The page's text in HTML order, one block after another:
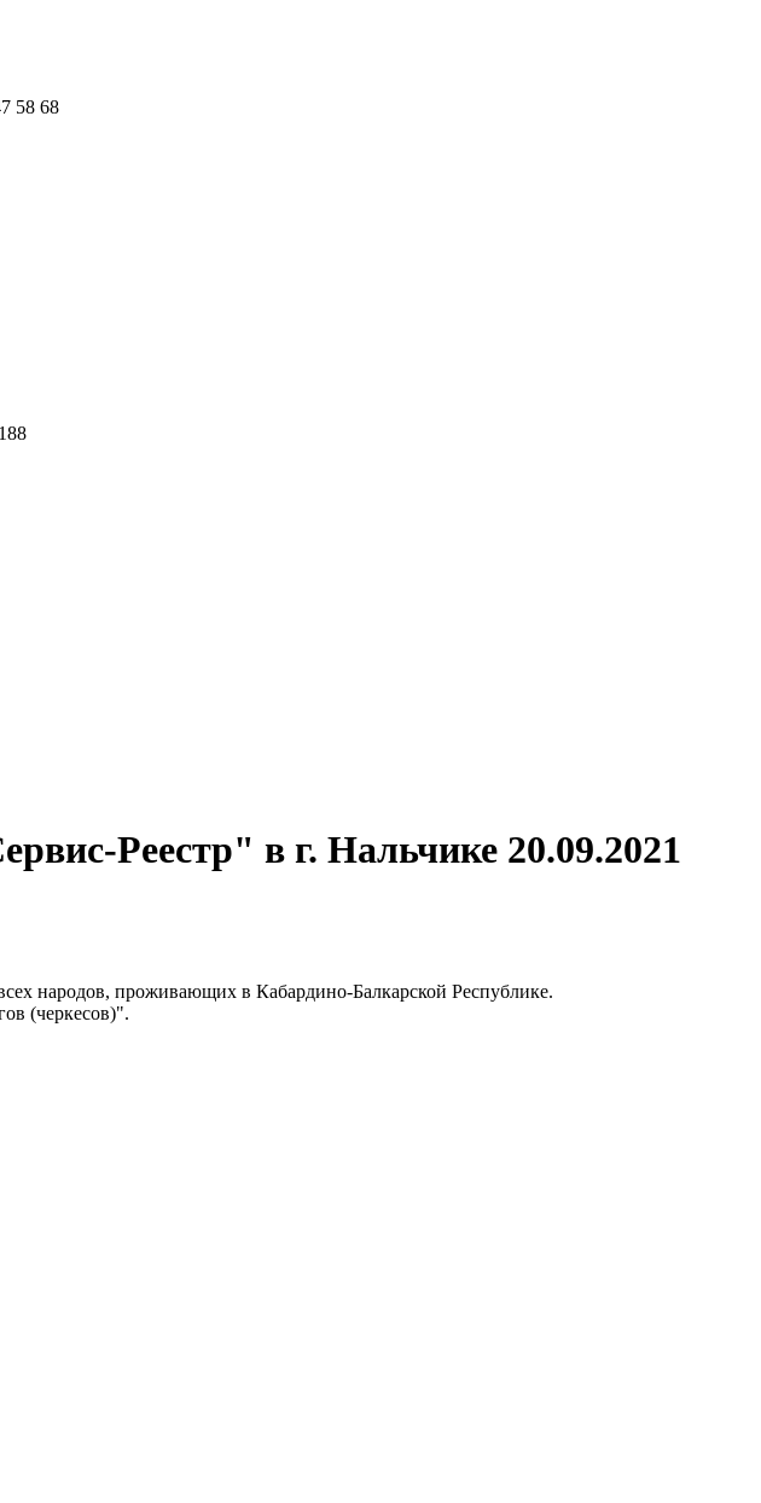
58 68
Реестр" в г. Нальчике 20.09.2021
народов, проживающих в Кабардино-Балкарской Республике.
(черкесов)".